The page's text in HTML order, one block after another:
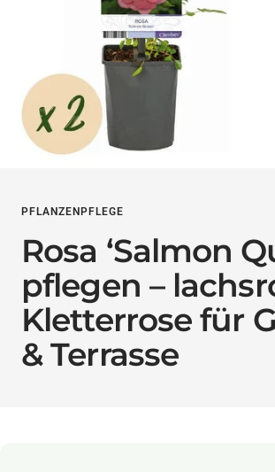
PFLANZENPFLEGE
Rosa ‘Salmon
pflegen –
Kletterrose für
& Terrasse